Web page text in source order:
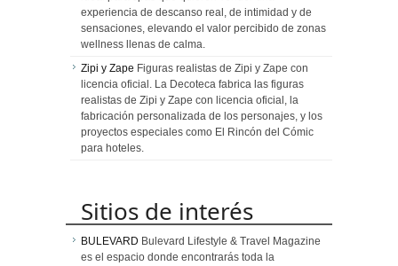
experiencia de descanso real, de intimidad y de
sensaciones, elevando el valor percibido de zonas
wellness llenas de calma.
Zipi y Zape Figuras realistas de Zipi y Zape con
licencia oficial. La Decoteca fabrica las figuras
realistas de Zipi y Zape con licencia oficial, la
fabricación personalizada de los personajes, y los
proyectos especiales como El Rincón del Cómic
para hoteles.
Sitios de interés
BULEVARD Bulevard Lifestyle & Travel Magazine
es el espacio donde encontrarás toda la